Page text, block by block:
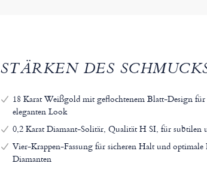
STÄRKEN DES
18 Karat Weißgold mit geflochtenem Blatt-Design
eleganten Look
0,2 Karat Diamant-Solitär, Qualität H SI, für subtilen
Vier-Krappen-Fassung für sicheren Halt und optimale
Diamanten